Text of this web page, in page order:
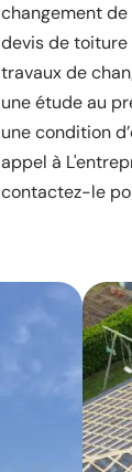
changement de
devis de toiture
travaux de
une étude au
une condition
appel à
contactez-le